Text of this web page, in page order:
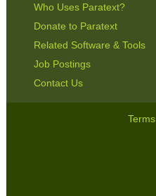
Who Uses Paratext?
Donate to Paratext
Related Software & Tools
Job Postings
Contact Us
Terms